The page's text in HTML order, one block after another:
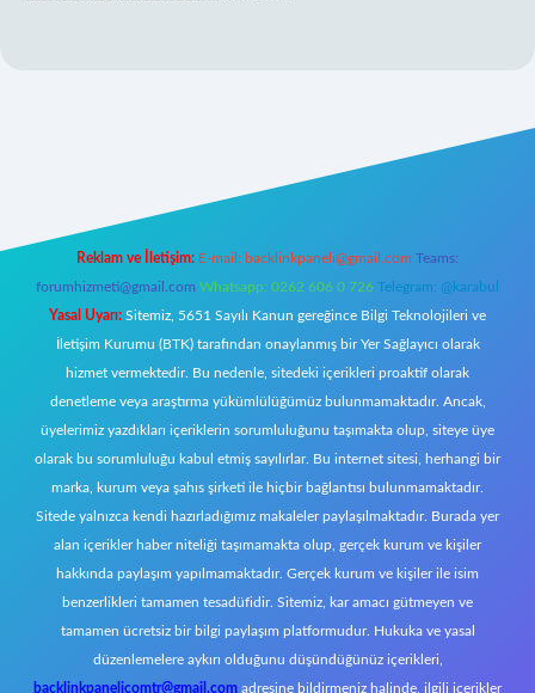
Reklam ve İletişim: E-mail: backlinkpaneli@gmail.com Teams:
forumhizmeti@gmail.com Whatsapp: 0262 606 0 726 Telegram: @karabul
Yasal Uyarı: Sitemiz, 5651 Sayılı Kanun gereğince Bilgi Teknolojileri ve
İletişim Kurumu (BTK) tarafından onaylanmış bir Yer Sağlayıcı olarak
hizmet vermektedir. Bu nedenle, sitedeki içerikleri proaktif olarak
denetleme veya araştırma yükümlülüğümüz bulunmamaktadır. Ancak,
üyelerimiz yazdıkları içeriklerin sorumluluğunu taşımakta olup, siteye üye
olarak bu sorumluluğu kabul etmiş sayılırlar. Bu internet sitesi, herhangi bir
marka, kurum veya şahıs şirketi ile hiçbir bağlantısı bulunmamaktadır.
Sitede yalnızca kendi hazırladığımız makaleler paylaşılmaktadır. Burada yer
alan içerikler haber niteliği taşımamakta olup, gerçek kurum ve kişiler
hakkında paylaşım yapılmamaktadır. Gerçek kurum ve kişiler ile isim
benzerlikleri tamamen tesadüfidir. Sitemiz, kar amacı gütmeyen ve
tamamen ücretsiz bir bilgi paylaşım platformudur. Hukuka ve yasal
düzenlemelere aykırı olduğunu düşündüğünüz içerikleri,
backlinkpanelicomtr@gmail.com adresine bildirmeniz halinde, ilgili içerikler